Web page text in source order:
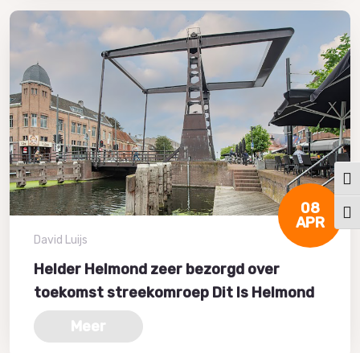
08
APR
David Luijs
Helder Helmond zeer bezorgd over
toekomst streekomroep Dit Is Helmond
Meer